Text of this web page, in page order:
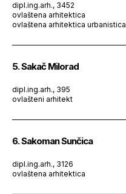
dipl.ing.arh., 3452
ovlaštena arhitektica
ovlaštena arhitektica urbanistica
5. Sakač Milorad
dipl.ing.arh., 395
ovlašteni arhitekt
6. Sakoman Sunčica
dipl.ing.arh., 3126
ovlaštena arhitektica